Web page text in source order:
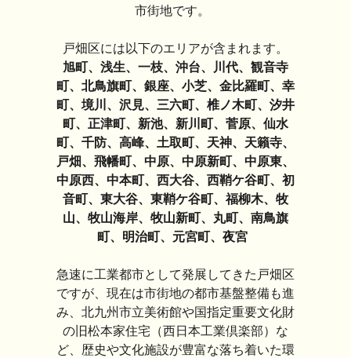
市街地です。
戸畑区には以下のエリアが含まれます。
旭町、浅生、一枝、沖台、川代、観音寺
町、北鳥旗町、銀座、小芝、金比羅町、幸
町、境川、沢見、三六町、椎ノ木町、汐井
町、正津町、新池、新川町、菅原、仙水
町、千防、高峰、土取町、天神、天籟寺、
戸畑、飛幡町、中原、中原新町、中原東、
中原西、中本町、西大谷、西鞘ケ谷町、初
音町、東大谷、東鞘ケ谷町、福柳木、牧
山、牧山海岸、牧山新町、丸町、南鳥旗
町、明治町、元宮町、夜宮
急速に工業都市として発展してきた戸畑区
ですが、現在は市街地の都市基盤整備も進
み、北九州市立美術館や国指定重要文化財
の旧松本家住宅（西日本工業倶楽部）な
ど、歴史や文化施設が豊富な落ち着いた環